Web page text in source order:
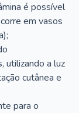
é possível
em vasos
utilizando a luz
cutânea e
para o